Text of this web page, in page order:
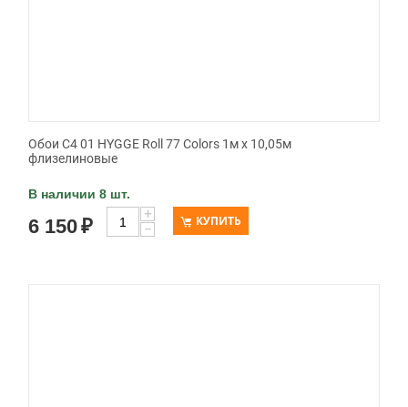
Обои C4 01 HYGGE Roll 77 Colors 1м х 10,05м
флизелиновые
В наличии 8 шт.
6 150₽
+
−
КУПИТЬ